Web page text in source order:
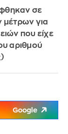
σε
μέτρων για
που είχε
αριθμού
Google